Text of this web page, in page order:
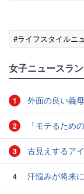
#ライフスタイルニ
女子ニュースラ
1 外面の良い義
2 「モテるため
3 古見えするア
4 汗悩みが将来